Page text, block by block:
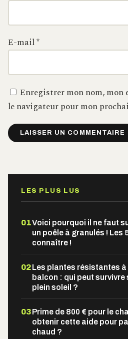
E-mail*
Enregistrer mon nom, mon
le navigateur pour mon
LES PLUS LUS
01Voici pourquoi il ne faut
un poêle à granulés ! Les
connaître !
02Les plantes résistantes
balcon : qui peut
plein soleil ?
03Prime de 800 € pour le
obtenir cette aide pour
chaud ?